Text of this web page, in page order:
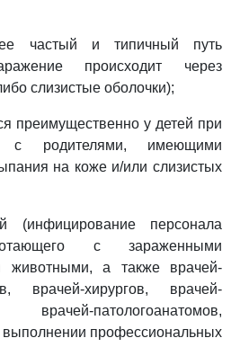
частый и типичный путь
происходит через
слизистые оболочки);
преимущественно у детей при
с родителями, имеющими
на коже и/или слизистых
(инфицирование персонала
с зараженными
животными, а также врачей-
врачей-хирургов, врачей-
патологоанатомов,
выполнении профессиональных